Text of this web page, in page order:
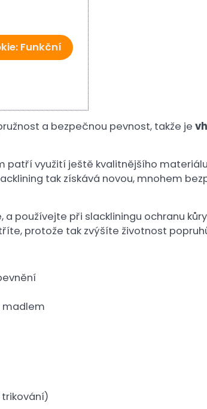
Funkční
a bezpečnou pevnost, takže je
patří využití ještě kvalitnějšího
tak získává novou, mnohem
používejte při slackliningu ochranu
protože tak zvýšíte životnost
madlem